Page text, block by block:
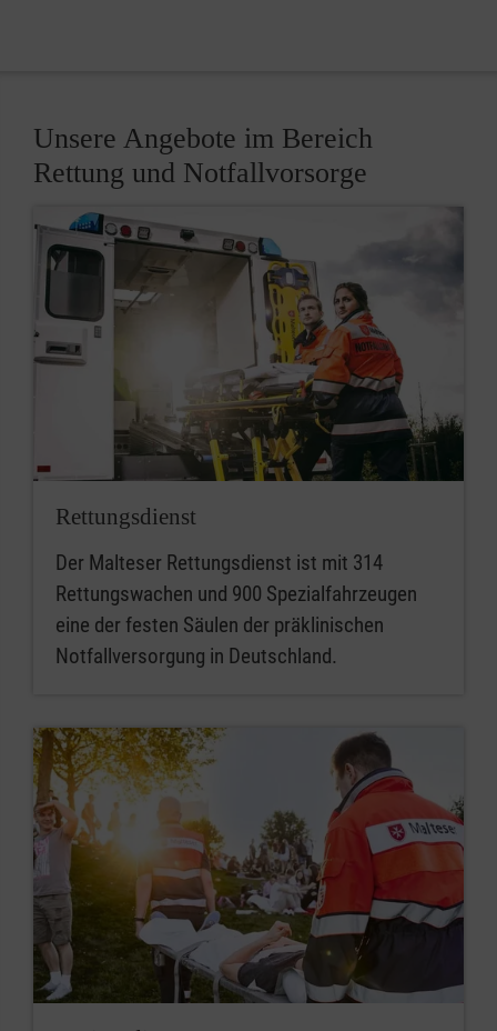
Unsere Angebote im Bereich
Rettung und Notfallvorsorge
Rettungsdienst
Der Malteser Rettungsdienst ist mit 314
Rettungswachen und 900 Spezialfahrzeugen
eine der festen Säulen der präklinischen
Notfallversorgung in Deutschland.